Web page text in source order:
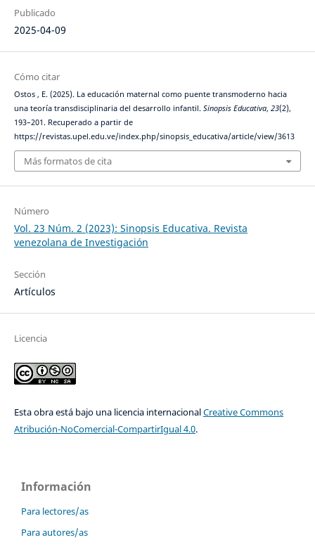
Publicado
2025-04-09
Cómo citar
Ostos , E. (2025). La educación maternal como puente transmoderno hacia
una teoría transdisciplinaria del desarrollo infantil. Sinopsis Educativa, 23(2),
193–201. Recuperado a partir de
https://revistas.upel.edu.ve/index.php/sinopsis_educativa/article/view/3613
Más formatos de cita
Número
Vol. 23 Núm. 2 (2023): Sinopsis Educativa. Revista
venezolana de Investigación
Sección
Artículos
Licencia
Esta obra está bajo una licencia internacionalCreative Commons
Atribución-NoComercial-CompartirIgual 4.0.
Información
Para lectores/as
Para autores/as